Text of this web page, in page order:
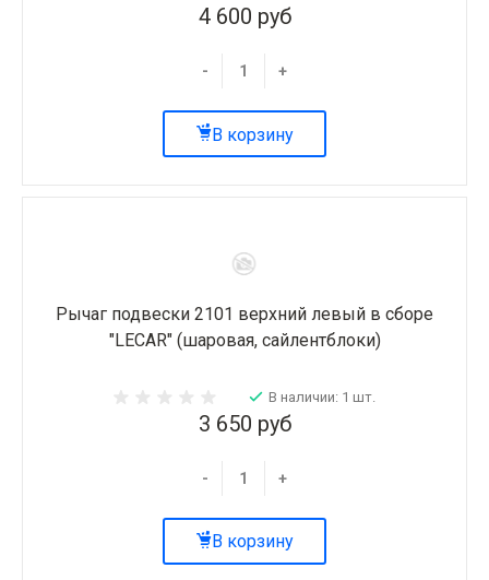
4 600 руб
- +
В корзину
Рычаг подвески 2101 верхний левый в сборе
"LECAR" (шаровая, сайлентблоки)
В наличии: 1 шт.
3 650 руб
- +
В корзину